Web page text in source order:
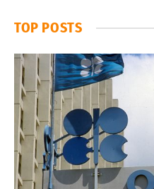
TOP POSTS